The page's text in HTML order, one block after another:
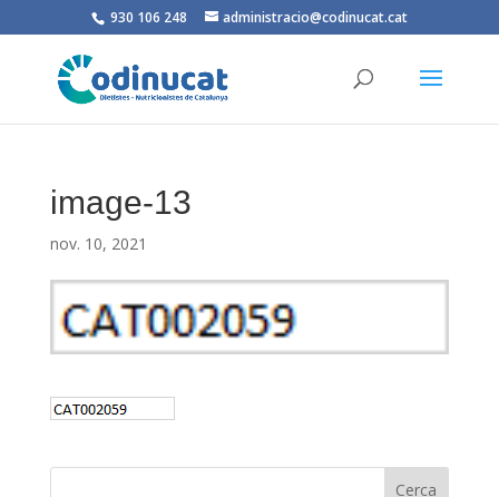
930 106 248 administracio@codinucat.cat
image-13
nov. 10, 2021